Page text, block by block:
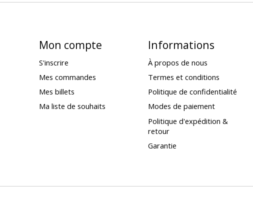
Mon compte
S'inscrire
Mes commandes
Mes billets
Ma liste de souhaits
Informations
À propos de nous
Termes et conditions
Politique de confidentialité
Modes de paiement
Politique d'expédition &
retour
Garantie